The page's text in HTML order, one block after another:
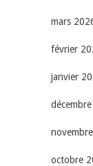
mars
février
janvier
octobre